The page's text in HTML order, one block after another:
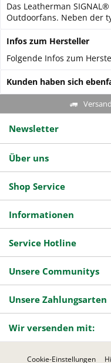
Das Leatherman
Outdoorfans. Neben der
Infos zum Hersteller
Folgende Infos zum
Kunden haben sich
Newsletter
Über uns
Shop Service
Informationen
Service Hotline
Unsere Communitys
Unsere Zahlungsarten
Wir versenden mit:
Cookie-Einstellungen